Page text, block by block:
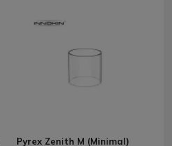
Pyrex Zenith M (Minimal)